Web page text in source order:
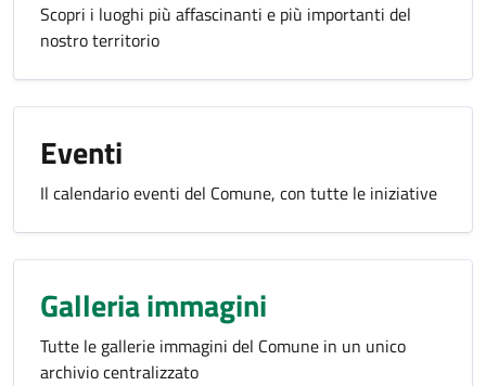
Scopri i luoghi più affascinanti e più importanti del
nostro territorio
Eventi
Il calendario eventi del Comune, con tutte le iniziative
Galleria immagini
Tutte le gallerie immagini del Comune in un unico
archivio centralizzato